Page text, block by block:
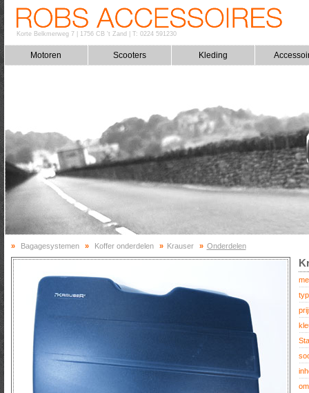
Korte Belkmerweg 7| 1756 CB 't Zand T: 0224 591230
Motoren Scooters Kleding
» Bagagesystemen » Koffer onderdelen » Krauser » Onderdelen